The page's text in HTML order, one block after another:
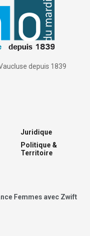
depuis 1839
Juridique
Politique &
Territoire
Femmes avec Zwift